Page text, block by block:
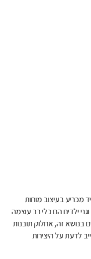
מכריע בעיצוב מוחות
ילדים הם כלי רב עוצמה
בנושא זה, אחלוק תובנות
לדעת על היצירות